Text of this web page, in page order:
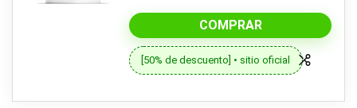
COMPRAR
[50% de descuento] • sitio oficial